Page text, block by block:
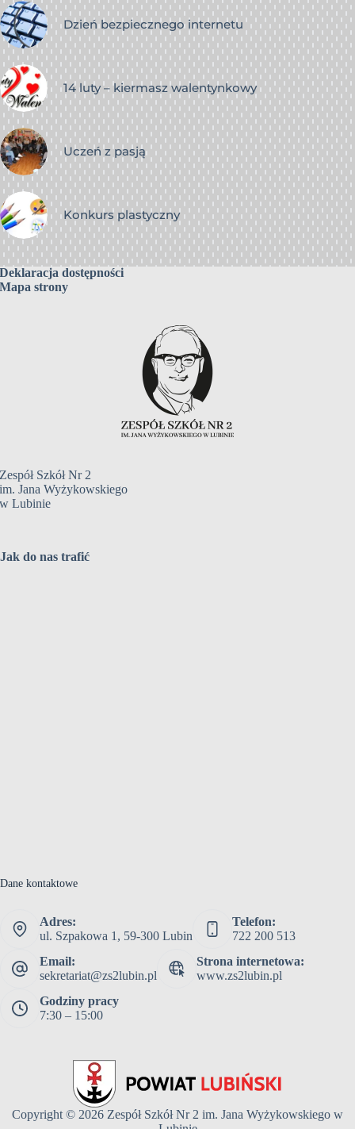
Dzień bezpiecznego internetu
14 luty – kiermasz walentynkowy
Uczeń z pasją
Konkurs plastyczny
Deklaracja dostępności
Mapa strony
Zespół Szkół Nr 2
im. Jana Wyżykowskiego
w Lubinie
Jak do nas trafić
Dane kontaktowe
Adres:
ul. Szpakowa 1, 59-300 Lubin
Telefon:
722 200 513
Email:
sekretariat@zs2lubin.pl
Strona internetowa:
www.zs2lubin.pl
Godziny pracy
7:30 – 15:00
Copyright © 2026 Zespół Szkół Nr 2 im. Jana Wyżykowskiego w